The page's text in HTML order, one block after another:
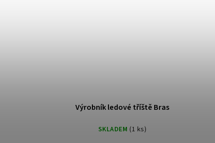
Výrobník ledové tříště Bras
SKLADEM (1 ks)